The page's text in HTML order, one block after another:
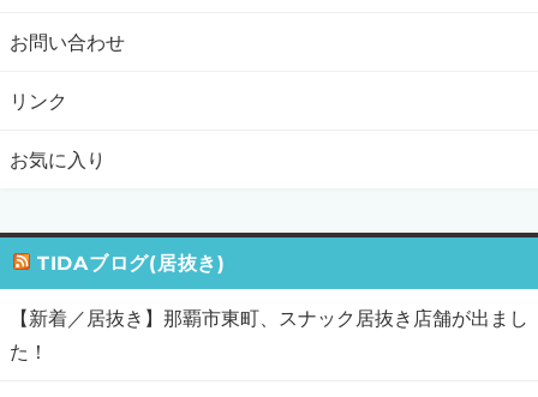
お問い合わせ
リンク
お気に入り
TIDAブログ(居抜き)
【新着／居抜き】那覇市東町、スナック居抜き店舗が出まし
た！